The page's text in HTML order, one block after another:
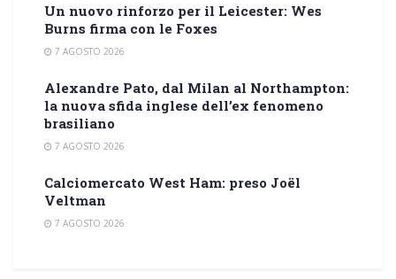
Un nuovo rinforzo per il Leicester: Wes
Burns firma con le Foxes
7 AGOSTO 2026
Alexandre Pato, dal Milan al Northampton:
la nuova sfida inglese dell’ex fenomeno
brasiliano
7 AGOSTO 2026
Calciomercato West Ham: preso Joël
Veltman
7 AGOSTO 2026